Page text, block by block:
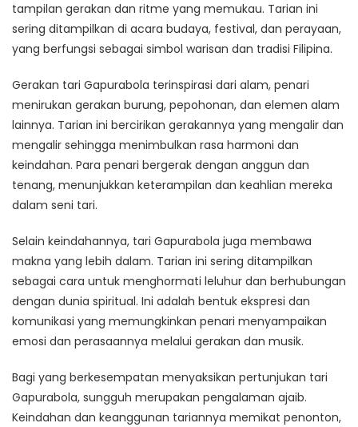
tampilan gerakan dan ritme yang memukau. Tarian ini
sering ditampilkan di acara budaya, festival, dan perayaan,
yang berfungsi sebagai simbol warisan dan tradisi Filipina.
Gerakan tari Gapurabola terinspirasi dari alam, penari
menirukan gerakan burung, pepohonan, dan elemen alam
lainnya. Tarian ini bercirikan gerakannya yang mengalir dan
mengalir sehingga menimbulkan rasa harmoni dan
keindahan. Para penari bergerak dengan anggun dan
tenang, menunjukkan keterampilan dan keahlian mereka
dalam seni tari.
Selain keindahannya, tari Gapurabola juga membawa
makna yang lebih dalam. Tarian ini sering ditampilkan
sebagai cara untuk menghormati leluhur dan berhubungan
dengan dunia spiritual. Ini adalah bentuk ekspresi dan
komunikasi yang memungkinkan penari menyampaikan
emosi dan perasaannya melalui gerakan dan musik.
Bagi yang berkesempatan menyaksikan pertunjukan tari
Gapurabola, sungguh merupakan pengalaman ajaib.
Keindahan dan keanggunan tariannya memikat penonton,